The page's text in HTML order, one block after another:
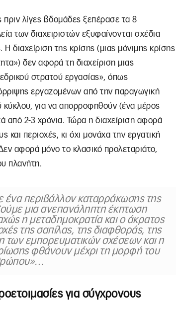
λίγες βδομάδες ξεπέρασε τα 8
των διαχειριστών εξυφαίνονται σχέδια
της κρίσης (μιας μόνιμης κρίσης
δεν αφορά τη διαχείριση μιας
στρατού εργασίας», όπως
εργαζομένων από την παραγωγική
κύκλου, για να απορροφηθούν (ένα μέρος
από 2-3 χρόνια. Τώρα η διαχείριση αφορά
περιοχές, κι όχι μονάχα την εργατική
αφορά μόνο το κλασικό προλεταριάτο,
πλανήτη.
περιβάλλον καταρράκωσης της
μια ανεπανάληπτη έκπτωση
η μεταδημοκρατία και ο άκρατος
της σαπίλας, της διαφθοράς, της
εμπορευματικών σχέσεων και η
φθάνουν μέχρι τη μορφή του
για σύγχρονους